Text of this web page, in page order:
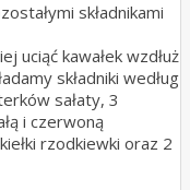
składnikami
uciąć kawałek wzdłuż
składniki według
sałaty, 3
i czerwoną
rzodkiewki oraz 2